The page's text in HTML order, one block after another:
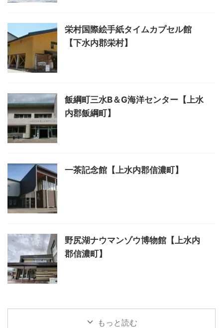
栄村国際絵手紙タイムカプセル館
【下水内郡栄村】
飯綱町三水B＆G海洋センター【上水
内郡飯綱町】
一茶記念館【上水内郡信濃町】
野尻湖ナウマンゾウ博物館【上水内
郡信濃町】
もっと読む